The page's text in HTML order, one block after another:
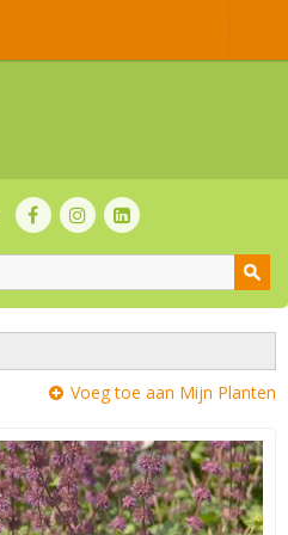
Voeg toe aan Mijn Planten